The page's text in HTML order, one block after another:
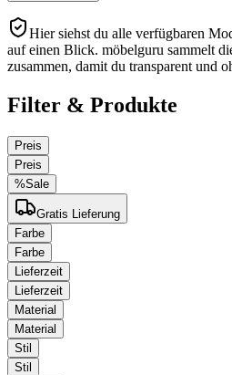
Hier siehst du alle verfügbaren
auf einen Blick. möbelguru sammelt
zusammen, damit du transparent und
Filter & Produkte
Preis
Preis
%Sale
Gratis Lieferung
Farbe
Farbe
Lieferzeit
Lieferzeit
Material
Material
Stil
Stil